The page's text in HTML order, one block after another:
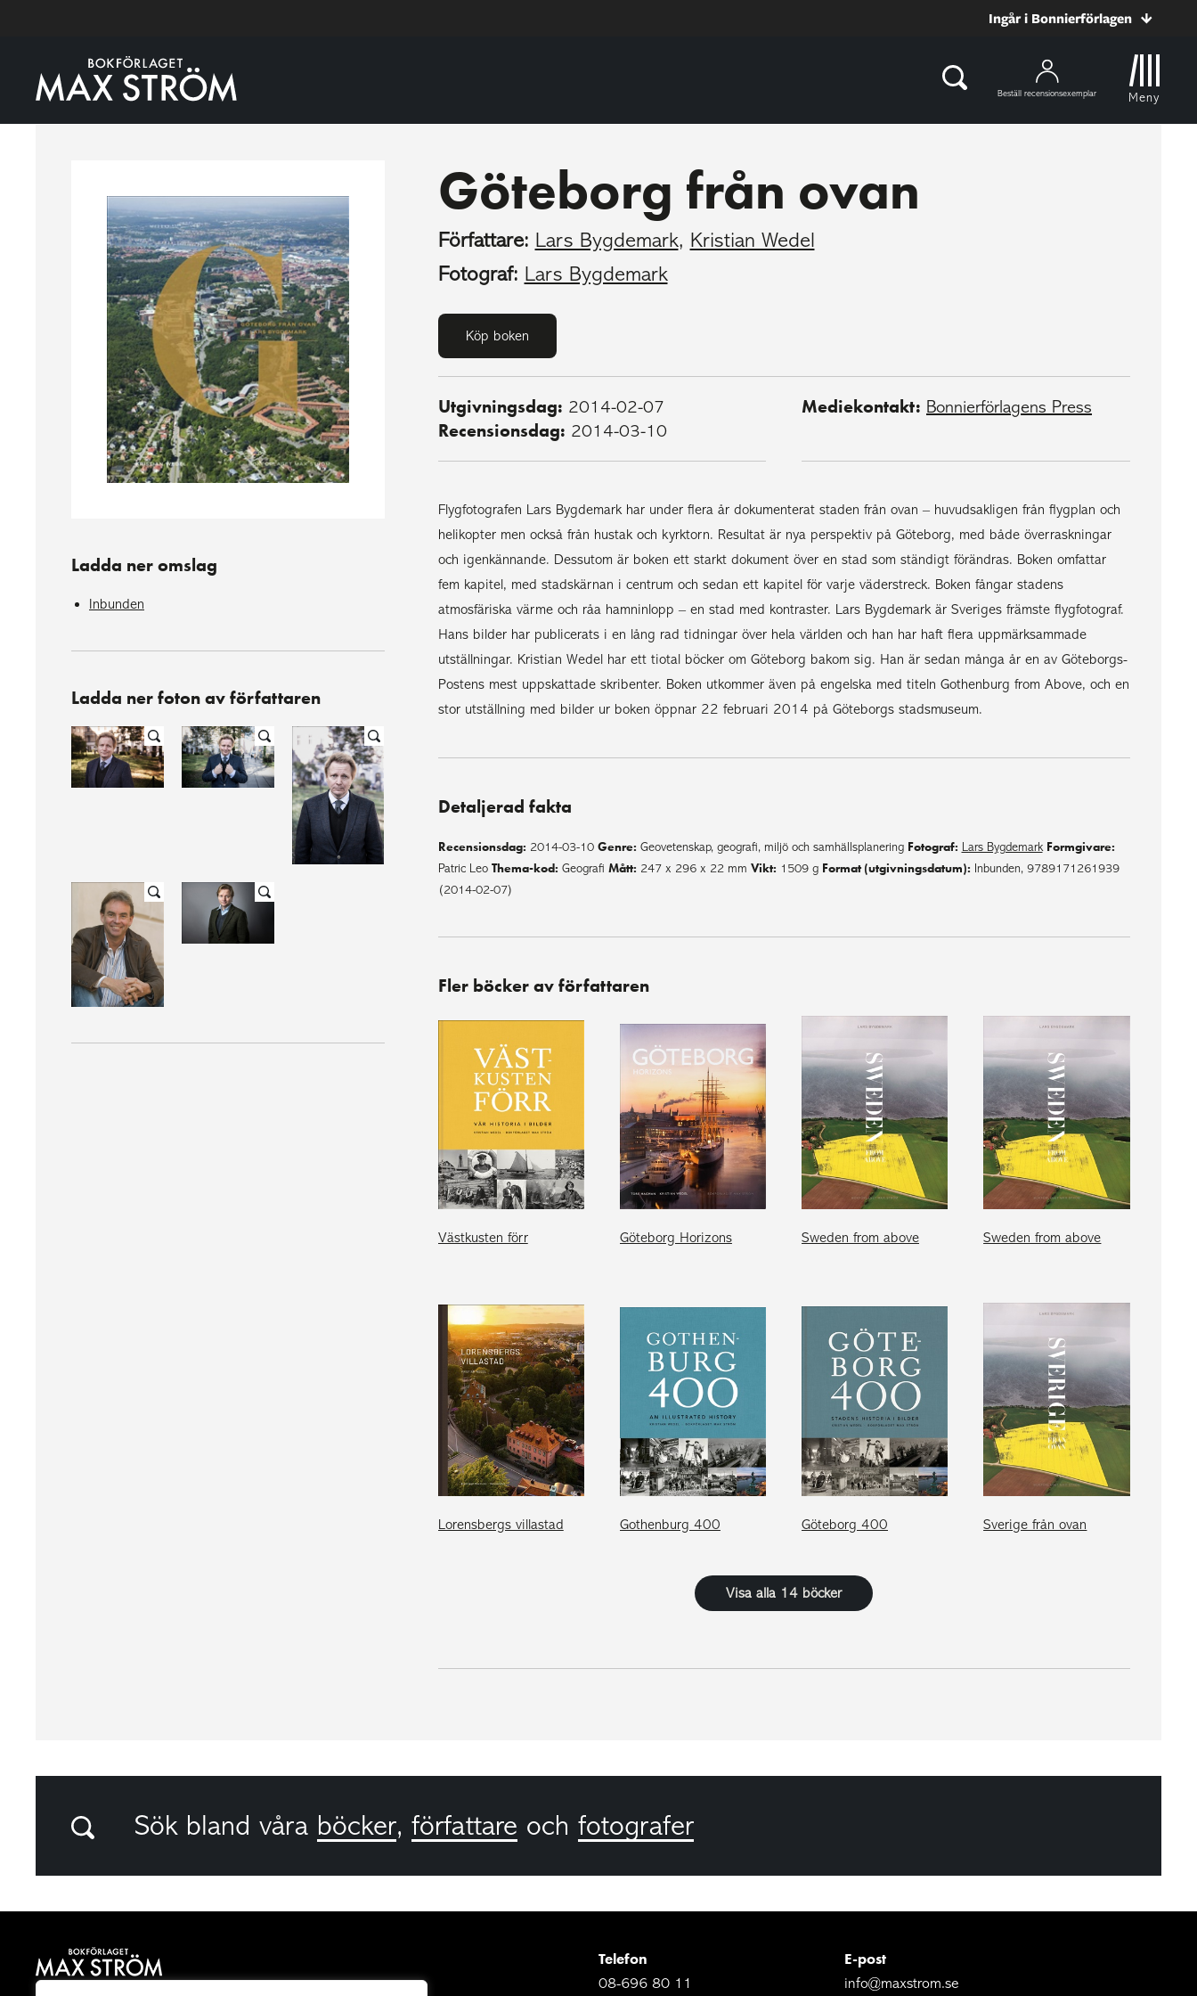
Ingår i Bonnierförlagen
Beställ recensionsexemplar Meny
Ladda ner omslag
Inbunden
Ladda ner foton av författaren
Göteborg från ovan
Författare: Lars Bygdemark, Kristian Wedel
Fotograf: Lars Bygdemark
Köp boken
Utgivningsdag: 2014-02-07
Recensionsdag: 2014-03-10
Mediekontakt: Bonnierförlagens Press
Flygfotografen Lars Bygdemark har under flera år dokumenterat staden från ovan – huvudsakligen från flygplan och
helikopter men också från hustak och kyrktorn. Resultat är nya perspektiv på Göteborg, med både överraskningar
och igenkännande. Dessutom är boken ett starkt dokument över en stad som ständigt förändras. Boken omfattar
fem kapitel, med stadskärnan i centrum och sedan ett kapitel för varje väderstreck. Boken fångar stadens
atmosfäriska värme och råa hamninlopp – en stad med kontraster. Lars Bygdemark är Sveriges främste flygfotograf.
Hans bilder har publicerats i en lång rad tidningar över hela världen och han har haft flera uppmärksammade
utställningar. Kristian Wedel har ett tiotal böcker om Göteborg bakom sig. Han är sedan många år en av Göteborgs-
Postens mest uppskattade skribenter. Boken utkommer även på engelska med titeln Gothenburg from Above, och en
stor utställning med bilder ur boken öppnar 22 februari 2014 på Göteborgs stadsmuseum.
Detaljerad fakta
Recensionsdag: 2014-03-10 Genre: Geovetenskap, geografi, miljö och samhällsplanering Fotograf: Lars Bygdemark Formgivare:
Patric Leo Thema-kod: Geografi Mått: 247 x 296 x 22 mm Vikt: 1509 g Format (utgivningsdatum): Inbunden, 9789171261939
(2014-02-07)
Fler böcker av författaren
Västkusten förr Göteborg Horizons Sweden from above Sweden from above
Lorensbergs villastad Gothenburg 400 Göteborg 400 Sverige från ovan
Visa alla 14 böcker
Sök bland våra böcker, författare och fotografer
Telefon
08-696 80 11
E-post
info@maxstrom.se